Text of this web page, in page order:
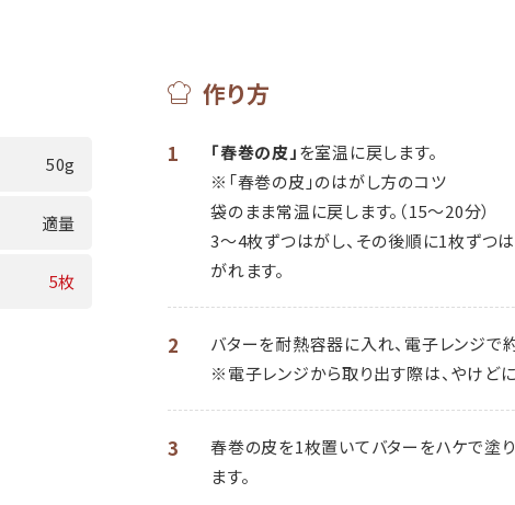
50g
適量
5枚
作り方
1 「春巻の皮」を室温に戻します。
※「春巻の皮」のはがし方のコツ
袋のまま常温に戻します。（15～20分）
3～4枚ずつはがし、その後順に1枚ずつは
がれます。
2
バターを耐熱容器に入れ、電子レンジで
※電子レンジから取り出す際は、やけどに
3
春巻の皮を1枚置いてバターをハケで塗
ます。